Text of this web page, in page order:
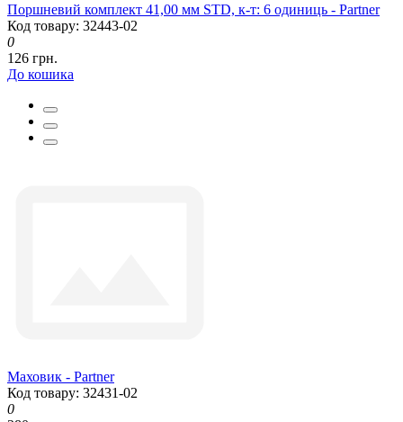
Поршневий комплект 41,00 мм STD, к-т: 6 одиниць - Partner
Код товару: 32443-02
0
126 грн.
До кошика
Маховик - Partner
Код товару: 32431-02
0